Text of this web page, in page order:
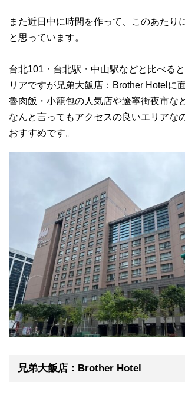
また近日中に時間を作って、このあたり
と思っています。
台北101・台北駅・中山駅などと比べる
リアですが兄弟大飯店：Brother Hotelに
魯肉飯・小籠包の人気店や遼寧街夜市な
なんと言ってもアクセスの良いエリアな
おすすめです。
兄弟大飯店：Brother Hotel